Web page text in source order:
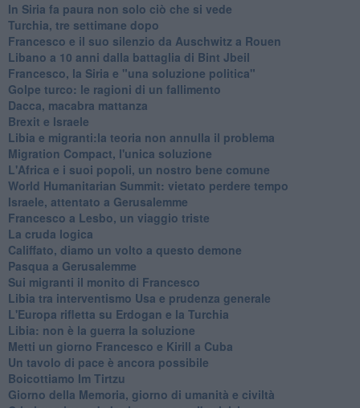
In Siria fa paura non solo ciò che si vede
Turchia, tre settimane dopo
Francesco e il suo silenzio da Auschwitz a Rouen
Libano a 10 anni dalla battaglia di Bint Jbeil
Francesco, la Siria e "una soluzione politica"
Golpe turco: le ragioni di un fallimento
Dacca, macabra mattanza
Brexit e Israele
Libia e migranti:la teoria non annulla il problema
Migration Compact, l'unica soluzione
L'Africa e i suoi popoli, un nostro bene comune
World Humanitarian Summit: vietato perdere tempo
Israele, attentato a Gerusalemme
Francesco a Lesbo, un viaggio triste
La cruda logica
Califfato, diamo un volto a questo demone
Pasqua a Gerusalemme
Sui migranti il monito di Francesco
Libia tra interventismo Usa e prudenza generale
L'Europa rifletta su Erdogan e la Turchia
Libia: non è la guerra la soluzione
Metti un giorno Francesco e Kirill a Cuba
Un tavolo di pace è ancora possibile
Boicottiamo Im Tirtzu
Giorno della Memoria, giorno di umanità e civiltà